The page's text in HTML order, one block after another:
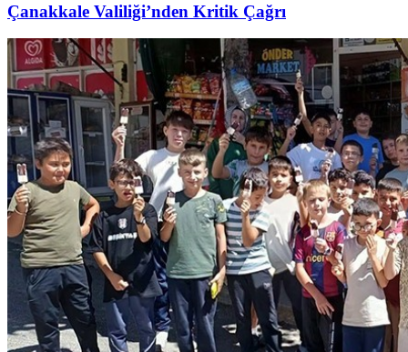
Çanakkale Valiliği’nden Kritik Çağrı